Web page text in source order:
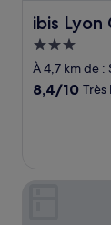
ibis Lyon
ibis Lyon
3.0 étoiles
À 4,7 km de :
8.4
8,4/10 Très